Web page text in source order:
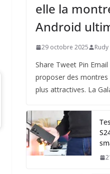
elle la
Android
29 octobre 2025 Rudy
Share Tweet Pin
proposer des
plus attractives. La